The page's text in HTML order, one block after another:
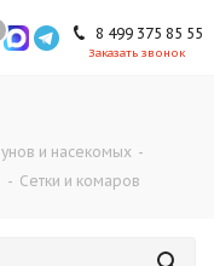
8 499 375 85 55
Заказать звонок
и насекомых -
- Сетки и комаров